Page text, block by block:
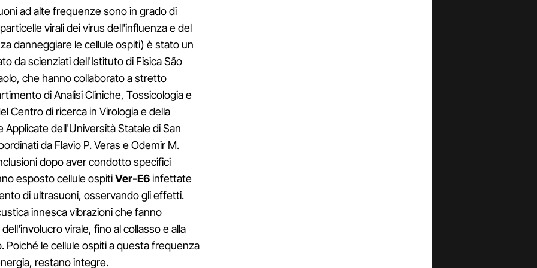
ad alte frequenze sono in grado di
virali dei virus dell'influenza e del
danneggiare le cellule ospiti) è stato un
da scienziati dell'Istituto di Fisica São
che hanno collaborato a stretto
di Analisi Cliniche, Tossicologia e
Centro di ricerca in Virologia e della
Applicate dell'Università Statale di San
da Flavio P. Veras e Odemir M.
dopo aver condotto specifici
esposto cellule ospitiVer-E6infettate
di ultrasuoni, osservando gli effetti.
innesca vibrazioni che fanno
virale, fino al collasso e alla
Poiché le cellule ospiti a questa frequenza
restano integre.